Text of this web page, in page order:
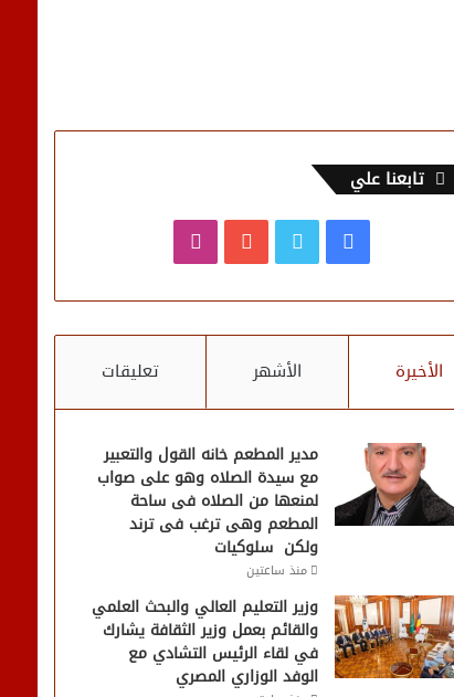
تابعنا علي
فيسبوك يوتيوب
الأخيرة الأشهر تعليقات
مدير المطعم خانه القول والتعبير
مع سيدة الصلاه وهو على صواب
لمنعها من الصلاه فى ساحة
المطعم وهى ترغب فى ترند
ولكن سلوكيات
منذ ساعتين
وزير التعليم العالي والبحث العلمي
والقائم بعمل وزير الثقافة يشارك
في لقاء الرئيس التشادي مع
الوفد الوزاري المصري